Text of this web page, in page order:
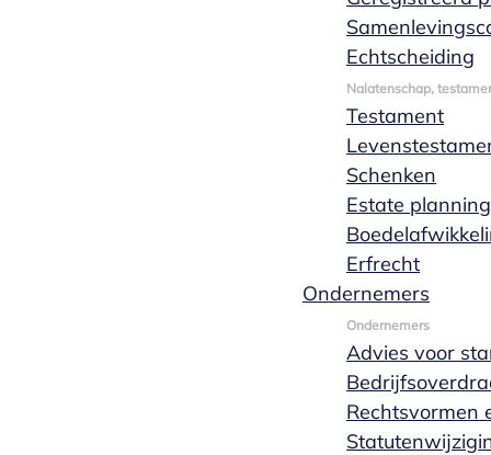
Echtscheiding
Nalatenschap,
Testament
Schenken
Estate planning
Erfrecht
Ondernemers
Ondernemers
Advies voor
Rechtsvormen
heeft Fiscaal
Universiteit van Tilburg en is sinds
januari 2012 werkzaam bij Marks
Wachters notarissen. Daniek
werkzaamheden op het gebied van
rechtspersonenrecht maar ze houdt